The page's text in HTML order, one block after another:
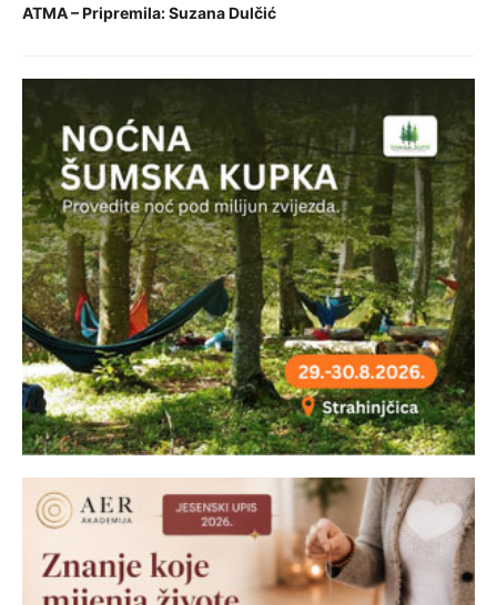
ATMA – Pripremila: Suzana Dulčić